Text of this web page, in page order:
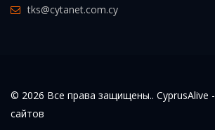
tks@cytanet.com.cy
© 2026 Все права защищены.. CyprusAlive -
сайтов